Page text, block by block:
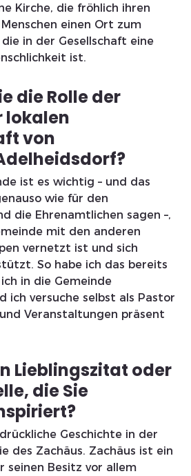
Kirche, die fröhlich ihren
einen Ort zum
in der Gesellschaft eine
ist.
die Rolle der
lokalen
von
ist es wichtig – und das
wie für den
die Ehrenamtlichen sagen –,
mit den anderen
vernetzt ist und sich
So habe ich das bereits
in die Gemeinde
ich versuche selbst als Pastor
Veranstaltungen präsent
Lieblingszitat oder
die Sie
Geschichte in der
des Zachäus. Zachäus ist ein
seinen Besitz vor allem